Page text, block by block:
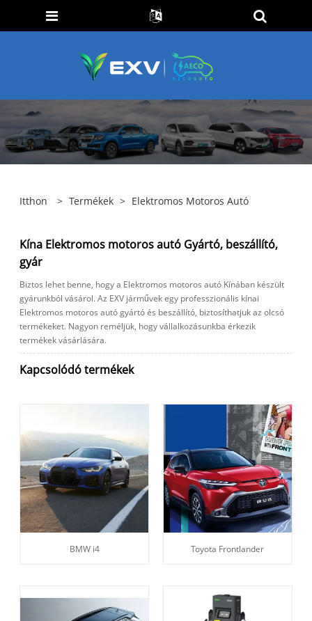
Itthon > Termékek > Elektromos Motoros Autó
Kína Elektromos motoros autó Gyártó, beszállító,
gyár
Biztos lehet benne, hogy a Elektromos motoros autó Kínában készült
gyárunkból vásárol. Az EXV járművek egy professzionális kínai
Elektromos motoros autó gyártó és beszállító, biztosíthatjuk az olcsó
termékeket. Nagyon reméljük, hogy vállalkozásunkba érkezik
termékek vásárlására.
Kapcsolódó termékek
BMW i4 Toyota Frontlander